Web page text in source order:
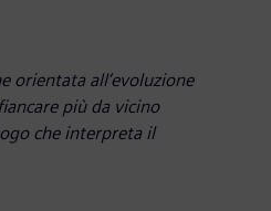
orientata all’evoluzione
più da vicino
che interpreta il